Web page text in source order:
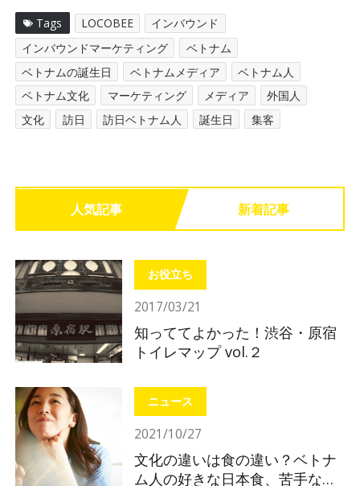
Tags LOCOBEE
インバウンド
インバウンドマーケティング
ベトナム
ベトナムの誕生日
ベトナムメディア
ベトナム人
ベトナム文化
マーケティング メディア
外国人
文化
訪日 訪日ベトナム人 誕生日 集客
人気記事 新着記事
お役立ち
2017/03/21
知っててよかった！渋谷・原宿
トイレマップ vol.２
ニュース
2021/10/27
文化の違いは食の違い？ベトナ
ム人の好きな日本食、苦手な日